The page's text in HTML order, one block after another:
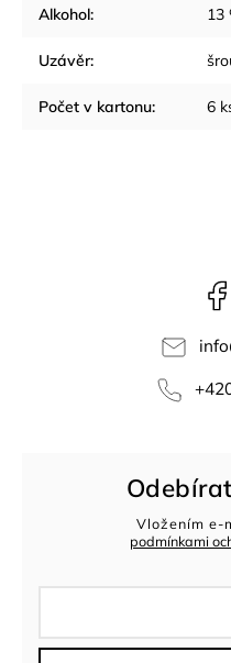
Alkohol: 13
Uzávěr:
Počet v kartonu: 6
info
Vložením e-
podmínkami